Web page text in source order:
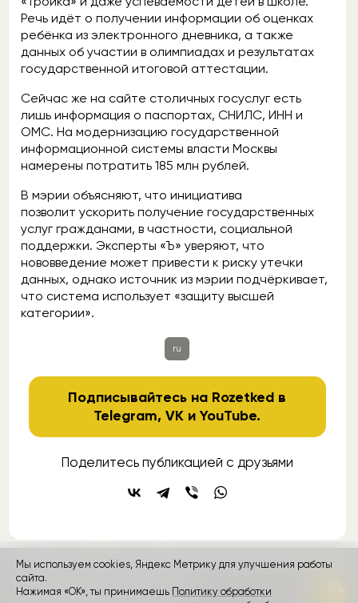
Речь идёт о получении информации об оценках
ребёнка из электронного дневника, а также
данных об участии в олимпиадах и результатах
государственной итоговой аттестации.
Сейчас же на сайте столичных госуслуг есть
лишь информация о паспортах, СНИЛС, ИНН и
ОМС. На модернизацию государственной
информационной системы власти Москвы
намерены потратить 185 млн рублей.
В мэрии объясняют, что инициатива
позволит ускорить получение государственных
услуг гражданами, в частности, социальной
поддержки. Эксперты «Ъ» уверяют, что
нововведение может привести к риску утечки
данных, однако источник из мэрии подчёркивает,
что система использует «защиту высшей
категории».
ru
Подписывайтесь на Rozetked в
Telegram,VK иYouTube.
Поделитесь публикацией с друзьями
контакты
Мы используем cookies, Яндекс Метрику для улучшения работы
сайта.
Нажимая «ОК», ты принимаешь Политику обработки